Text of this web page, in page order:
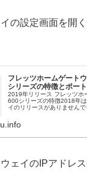
の設定画面を開
フレッツホームゲート
シリーズの特徴とポー
2019年リリース フレッツホ
600シリーズの特徴2018年
イのリリースがありません
ェイのIPアドレ